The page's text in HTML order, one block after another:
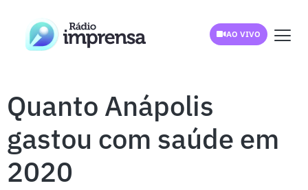
AO VIVO
Quanto Anápolis
gastou com saúde em
2020